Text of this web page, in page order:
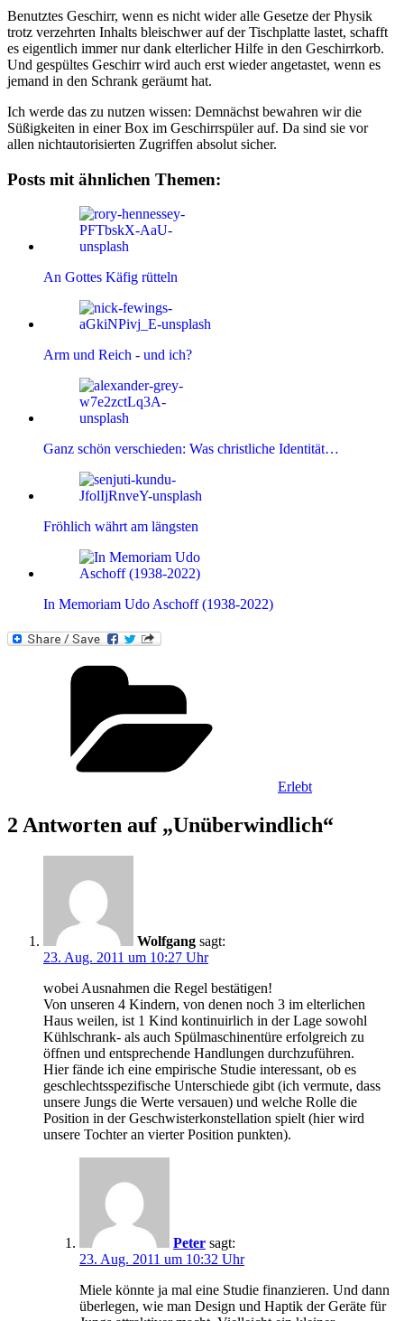
Benutztes Geschirr, wenn es nicht wider alle Gesetze der Physik
trotz verzehrten Inhalts bleischwer auf der Tischplatte lastet, schafft
es eigentlich immer nur dank elterlicher Hilfe in den Geschirrkorb.
Und gespültes Geschirr wird auch erst wieder angetastet, wenn es
jemand in den Schrank geräumt hat.
Ich werde das zu nutzen wissen: Demnächst bewahren wir die
Süßigkeiten in einer Box im Geschirrspüler auf. Da sind sie vor
allen nichtautorisierten Zugriffen absolut sicher.
Posts mit ähnlichen Themen:
An Gottes Käfig rütteln
Arm und Reich - und ich?
Ganz schön verschieden: Was christliche Identität…
Fröhlich währt am längsten
In Memoriam Udo Aschoff (1938-2022)
Erlebt
2 Antworten auf „Unüberwindlich“
Wolfgang sagt:
23. Aug. 2011 um 10:27 Uhr
wobei Ausnahmen die Regel bestätigen!
Von unseren 4 Kindern, von denen noch 3 im elterlichen
Haus weilen, ist 1 Kind kontinuirlich in der Lage sowohl
Kühlschrank- als auch Spülmaschinentüre erfolgreich zu
öffnen und entsprechende Handlungen durchzuführen.
Hier fände ich eine empirische Studie interessant, ob es
geschlechtsspezifische Unterschiede gibt (ich vermute, dass
unsere Jungs die Werte versauen) und welche Rolle die
Position in der Geschwisterkonstellation spielt (hier wird
unsere Tochter an vierter Position punkten).
Peter sagt:
23. Aug. 2011 um 10:32 Uhr
Miele könnte ja mal eine Studie finanzieren. Und dann
überlegen, wie man Design und Haptik der Geräte für